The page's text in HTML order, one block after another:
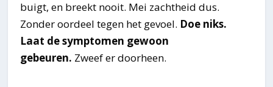
buigt, en breekt nooit. Mei zachtheid dus.
Zonder oordeel tegen het gevoel. Doe niks.
Laat de symptomen gewoon
gebeuren. Zweef er doorheen.